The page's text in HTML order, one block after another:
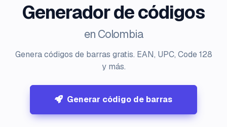
Generador de códigos
en Colombia
Genera códigos de barras gratis. EAN, UPC, Code 128
y más.
Generar código de barras